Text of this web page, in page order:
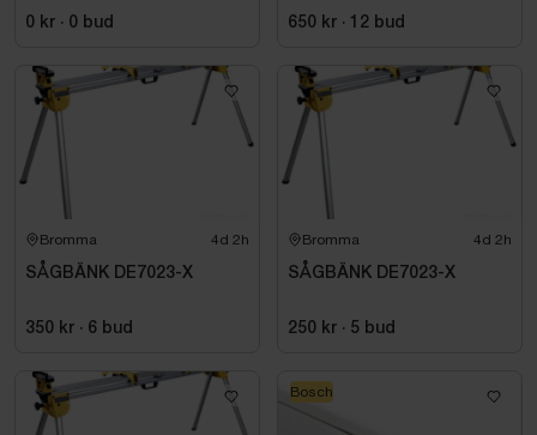
0 kr · 0 bud
650 kr · 12 bud
Bromma 4d 2h
SÅGBÄNK DE7023-X
350 kr · 6 bud
Bromma 4d 2h
SÅGBÄNK DE7023-X
250 kr · 5 bud
Bosch